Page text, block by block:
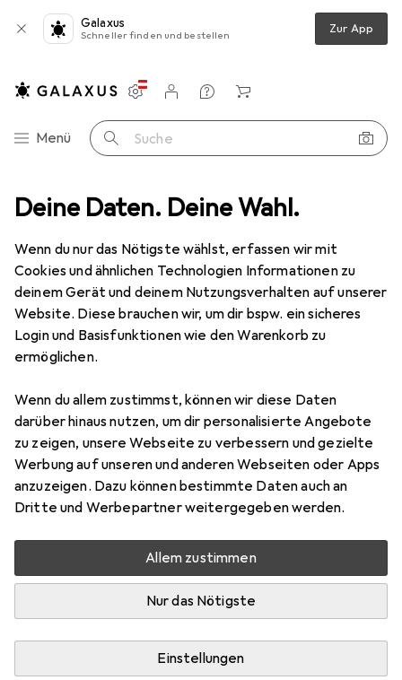
Deine Daten. Deine Wahl.
Wenn du nur das Nötigste wählst, erfassen wir mit
Cookies und ähnlichen Technologien Informationen zu
deinem Gerät und deinem Nutzungsverhalten auf unserer
Website. Diese brauchen wir, um dir bspw. ein sicheres
Login und Basisfunktionen wie den Warenkorb zu
ermöglichen.
Wenn du allem zustimmst, können wir diese Daten
darüber hinaus nutzen, um dir personalisierte Angebote
zu zeigen, unsere Webseite zu verbessern und gezielte
Werbung auf unseren und anderen Webseiten oder Apps
anzuzeigen. Dazu können bestimmte Daten auch an
Dritte und Werbepartner weitergegeben werden.
Allem zustimmen
Nur das Nötigste
Einstellungen
Galaxus
Schneller finden und bestellen Zur App
Navigation nach Kategorien
Menü Suche
Einstellungen
Kundenkonto
Vergleichslisten
Merklisten
Warenkorb